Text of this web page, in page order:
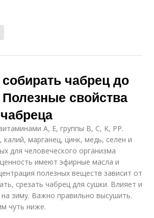
чабрец до
свойства
A, E, группы B, C, K, PP.
марганец, цинк, медь, селен и
для человеческого организма
имеют эфирные масла и
полезных веществ зависит от
срезать чабрец для сушки. Влияет и
на зиму. Важно правильно высушить.
чуть ниже.